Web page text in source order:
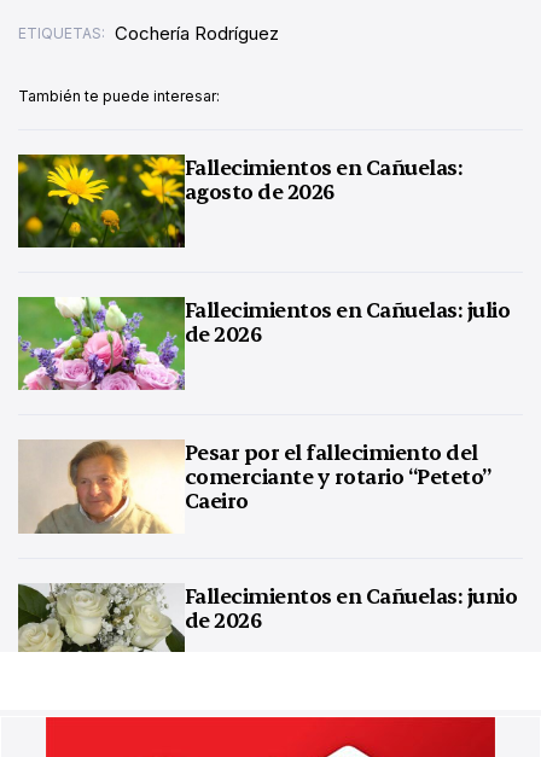
ETIQUETAS: Cochería Rodríguez
También te puede interesar:
Fallecimientos en Cañuelas:
agosto de 2026
Fallecimientos en Cañuelas: julio
de 2026
Pesar por el fallecimiento del
comerciante y rotario “Peteto”
Caeiro
Fallecimientos en Cañuelas: junio
de 2026